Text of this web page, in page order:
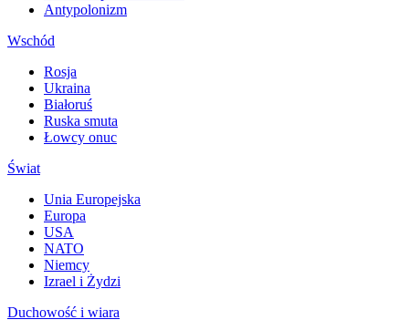
Antypolonizm
Wschód
Rosja
Ukraina
Białoruś
Ruska smuta
Łowcy onuc
Świat
Unia Europejska
Europa
USA
NATO
Niemcy
Izrael i Żydzi
Duchowość i wiara